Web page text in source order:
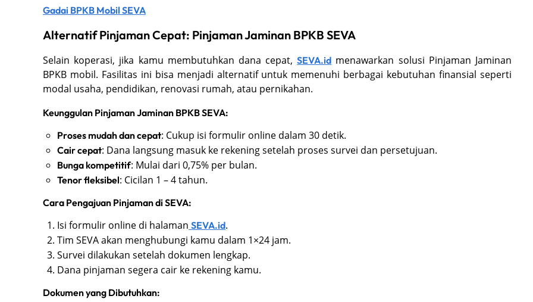
Gadai BPKB Mobil SEVA
Alternatif Pinjaman Cepat: Pinjaman Jaminan BPKB SEVA
Selain koperasi, jika kamu membutuhkan dana cepat,SEVA.id menawarkan solusi Pinjaman Jaminan
BPKB mobil. Fasilitas ini bisa menjadi alternatif untuk memenuhi berbagai kebutuhan finansial seperti
modal usaha, pendidikan, renovasi rumah, atau pernikahan.
Keunggulan Pinjaman Jaminan BPKB SEVA:
Proses mudah dan cepat: Cukup isi formulir online dalam 30 detik.
Cair cepat: Dana langsung masuk ke rekening setelah proses survei dan persetujuan.
Bunga kompetitif: Mulai dari 0,75% per bulan.
Tenor fleksibel: Cicilan 1 – 4 tahun.
Cara Pengajuan Pinjaman di SEVA:
Isi formulir online di halaman SEVA.id.
Tim SEVA akan menghubungi kamu dalam 1×24 jam.
Survei dilakukan setelah dokumen lengkap.
Dana pinjaman segera cair ke rekening kamu.
Dokumen yang Dibutuhkan: